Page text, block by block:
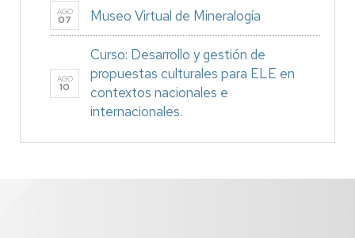
AGO
07 Museo Virtual de Mineralogía
AGO
10
Curso: Desarrollo y gestión de
propuestas culturales para ELE en
contextos nacionales e
internacionales.